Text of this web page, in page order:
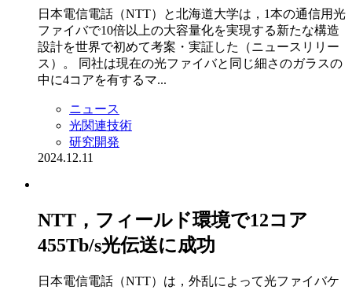
日本電信電話（NTT）と北海道大学は，1本の通信用光
ファイバで10倍以上の大容量化を実現する新たな構造
設計を世界で初めて考案・実証した（ニュースリリー
ス）。 同社は現在の光ファイバと同じ細さのガラスの
中に4コアを有するマ...
ニュース
光関連技術
研究開発
2024.12.11
NTT，フィールド環境で12コア
455Tb/s光伝送に成功
日本電信電話（NTT）は，外乱によって光ファイバケ